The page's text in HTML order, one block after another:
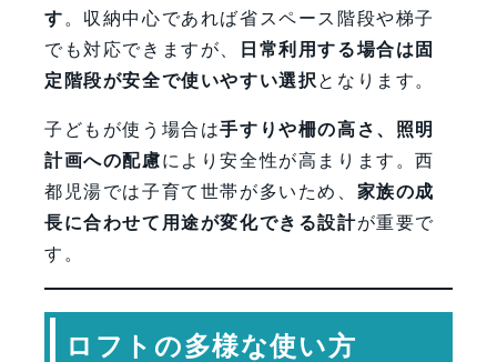
す 。収納中心であれば省スペース階段や梯子
でも対応できますが、
日常利用する場合は固
定階段が安全で使いやすい選択 となります。
子どもが使う場合は手すりや柵の高さ、照明
計画への配慮により安全性が高まります。西
都児湯では子育て世帯が多いため、 家族の成
長に合わせて用途が変化できる設計が重要で
す。
ロフトの多様な使い方